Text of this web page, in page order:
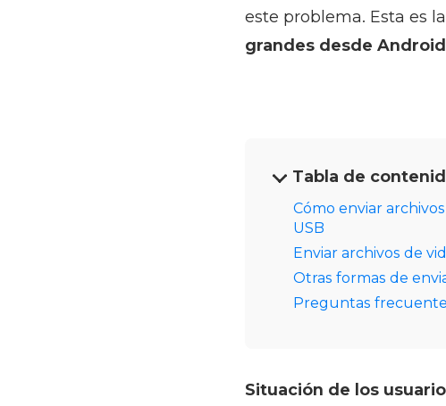
este problema. Esta es
grandes desde Android
Tabla de
Cómo enviar
USB
Enviar archivos de
Otras formas de
Preguntas
Situación de los